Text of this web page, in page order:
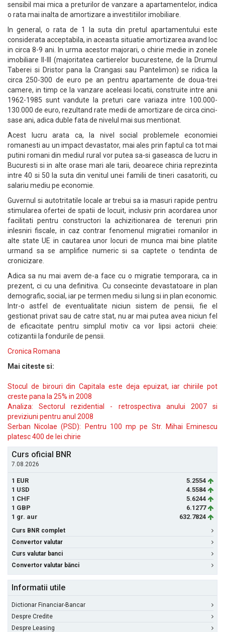
sensibil mai mica a preturilor de vanzare a apartamentelor, indica
o rata mai inalta de amortizare a investitiilor imobiliare.
In general, o rata de 1 la suta din pretul apartamentului este
considerata acceptabila, in aceasta situatie amortizarea avand loc
in circa 8-9 ani. In urma acestor majorari, o chirie medie in zonele
imobiliare II-III (majoritatea cartierelor bucurestene, de la Drumul
Taberei si Dristor pana la Crangasi sau Pantelimon) se ridica la
circa 250-300 de euro pe an pentru apartamente de doua-trei
camere, in timp ce la vanzare aceleasi locatii, construite intre anii
1962-1985 sunt vandute la preturi care variaza intre 100.000-
130.000 de euro, rezultand rate medii de amortizare de circa cinci-
sase ani, adica duble fata de nivelul mai sus mentionat.
Acest lucru arata ca, la nivel social problemele economiei
romanesti au un impact devastator, mai ales prin faptul ca tot mai
putini romani din mediul rural vor putea sa-si gaseasca de lucru in
Bucuresti si in alte orase mari ale tarii, deoarece chiria reprezinta
intre 40 si 50 la suta din venitul unei familii de tineri casatoriti, cu
salariu mediu pe economie.
Guvernul si autotritatile locale ar trebui sa ia masuri rapide pentru
stimularea ofertei de spatii de locuit, inclusiv prin acordarea unor
facilitati pentru constructori la achizitionarea de terenuri prin
inlesniri fiscale, in caz contrar fenomenul migratiei romanilor in
alte state UE in cautarea unor locuri de munca mai bine platite
urmand sa se amplifice numeric si sa captete o tendinta de
cronicizare.
Adica sa nu mai avem de-a face cu o migratie temporara, ca in
prezent, ci cu una definitiva. Cu consecinte devastatoare in plan
demografic, social, iar pe termen mediu si lung si in plan economic.
Intr-o astfel de eventualitate niciun sistem de pensii, fie el
gestionat privat sau de catre stat, nu ar mai putea avea niciun fel
de eficacitate pentru simplul motiv ca vor lipsi actorii cheie:
cotizantii la fondurile de pensii.
Cronica Romana
Mai citeste si:
Stocul de birouri din Capitala este deja epuizat, iar chiriile pot
creste pana la 25% in 2008
Analiza: Sectorul rezidential - retrospectiva anului 2007 si
previziuni pentru anul 2008
Serban Nicolae (PSD): Pentru 100 mp pe Str. Mihai Eminescu
platesc 400 de lei chirie
Curs oficial BNR
7.08.2026
1 EUR
5.2554
1 USD
4.5584
1 CHF
5.6244
1 GBP
6.1277
1 gr. aur
632.7824
Curs BNR complet
Convertor valutar
Curs valutar banci
Convertor valutar bănci
Informatii utile
Dictionar Financiar-Bancar
Despre Credite
Despre Leasing